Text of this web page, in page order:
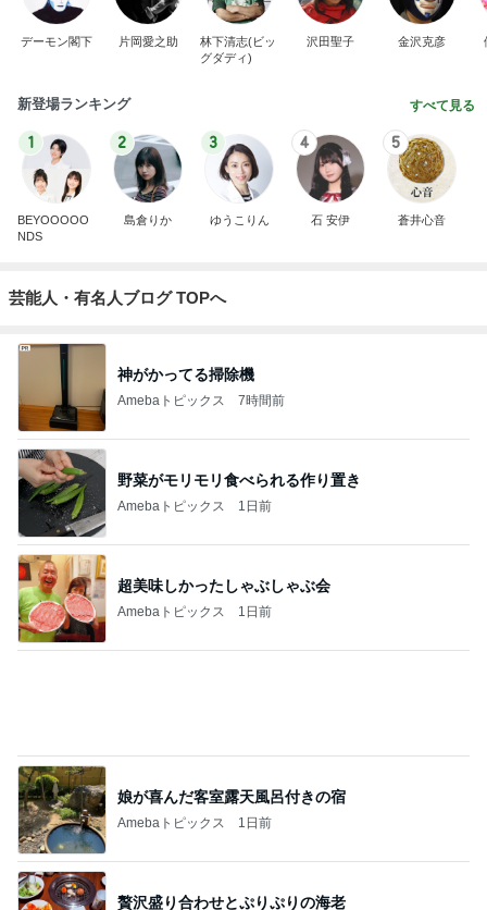
デーモン閣下 片岡愛之助
林下清志(ビッ
グダディ)
沢田聖子 金沢克彦
新登場ランキング すべて見る
1
BEYOOOOO
NDS
2
島倉りか
3
ゆうこりん
4
石 安伊
5
蒼井心音
芸能人・有名人ブログ TOPへ
神がかってる掃除機
Amebaトピックス 7時間前
野菜がモリモリ食べられる作り置き
Amebaトピックス 1日前
超美味しかったしゃぶしゃぶ会
Amebaトピックス 1日前
贅沢盛り合わせとぷりぷりの海老
Amebaトピックス 14時間前